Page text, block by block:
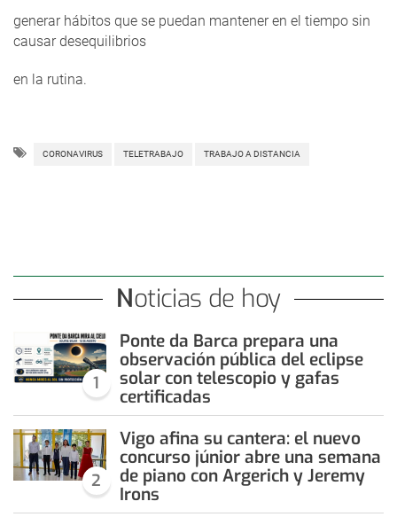
generar hábitos que se puedan mantener en el tiempo sin
causar desequilibrios
en la rutina.
CORONAVIRUS TELETRABAJO TRABAJO A DISTANCIA
Noticias de hoy
1
Ponte da Barca prepara una
observación pública del eclipse
solar con telescopio y gafas
certificadas
2
Vigo afina su cantera: el nuevo
concurso júnior abre una semana
de piano con Argerich y Jeremy
Irons